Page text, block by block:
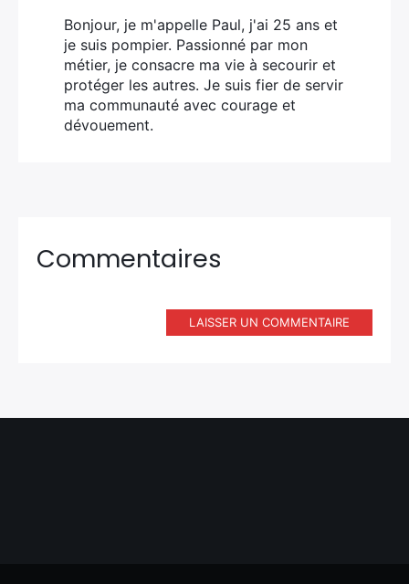
Bonjour, je m'appelle Paul, j'ai 25 ans et
je suis pompier. Passionné par mon
métier, je consacre ma vie à secourir et
protéger les autres. Je suis fier de servir
ma communauté avec courage et
dévouement.
Commentaires
LAISSER UN COMMENTAIRE